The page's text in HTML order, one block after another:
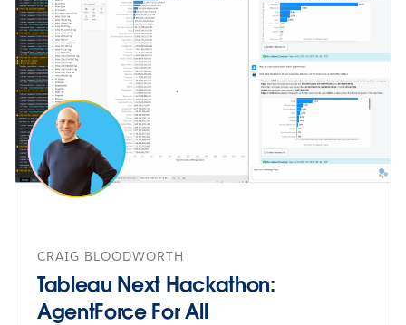
CRAIG BLOODWORTH
Tableau Next Hackathon:
AgentForce For All